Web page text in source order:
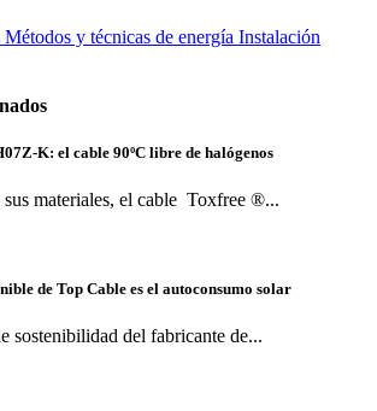
Métodos y técnicas de energía Instalación
K: el cable 90ºC libre de halógenos
sus materiales, el cable Toxfree ®...
de Top Cable es el autoconsumo solar
sostenibilidad del fabricante de...